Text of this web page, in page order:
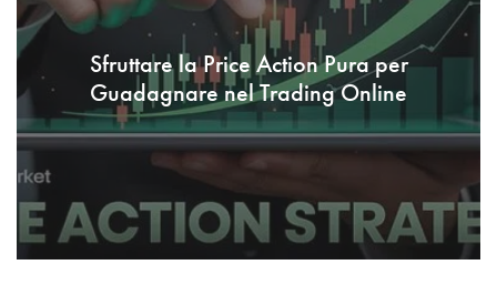
Sfruttare la Price Action Pura per
Guadagnare nel Trading Online